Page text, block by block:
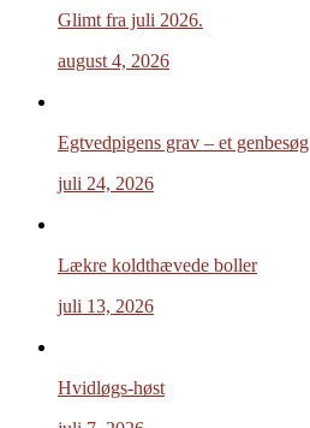
Glimt fra juli 2026.
august 4, 2026
Egtvedpigens grav – et genbesøg
juli 24, 2026
Lækre koldthævede boller
juli 13, 2026
Hvidløgs-høst